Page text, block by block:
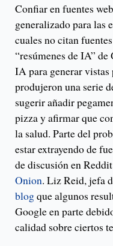
Confiar en fuentes
generalizado para las
cuales no citan
“resúmenes de IA”
IA para generar vistas
produjeron una serie
sugerir añadir
pizza y afirmar que
la salud. Parte del
estar extrayendo de
de discusión en
Onion. Liz Reid, jefa
blogque algunos
Google en parte
calidad sobre ciertos